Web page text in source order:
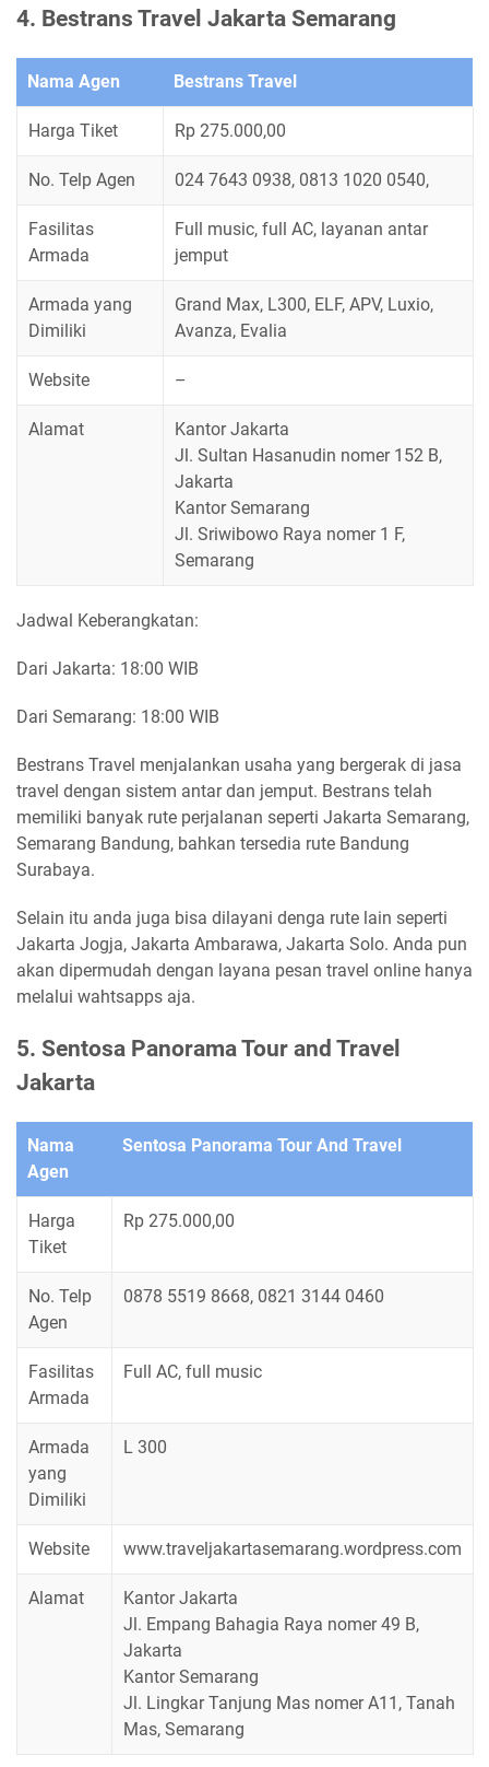
4. Bestrans Travel Jakarta Semarang
Nama Agen Bestrans Travel
Harga Tiket Rp 275.000,00
No. Telp Agen 024 7643 0938, 0813 1020 0540,
Fasilitas
Armada
Full music, full AC, layanan antar
jemput
Armada yang
Dimiliki
Grand Max, L300, ELF, APV, Luxio,
Avanza, Evalia
Website –
Alamat
Kantor Jakarta
Jl. Sultan Hasanudin nomer 152 B,
Jakarta
Kantor Semarang
Jl. Sriwibowo Raya nomer 1 F,
Semarang
Jadwal Keberangkatan:
Dari Jakarta: 18:00 WIB
Dari Semarang: 18:00 WIB
Bestrans Travel menjalankan usaha yang bergerak di jasa
travel dengan sistem antar dan jemput. Bestrans telah
memiliki banyak rute perjalanan seperti Jakarta Semarang,
Semarang Bandung, bahkan tersedia rute Bandung
Surabaya.
Selain itu anda juga bisa dilayani denga rute lain seperti
Jakarta Jogja, Jakarta Ambarawa, Jakarta Solo. Anda pun
akan dipermudah dengan layana pesan travel online hanya
melalui wahtsapps aja.
5. Sentosa Panorama Tour and Travel
Jakarta
Nama
Agen
Sentosa Panorama Tour And Travel
Harga
Tiket
Rp 275.000,00
No. Telp
Agen
0878 5519 8668, 0821 3144 0460
Fasilitas
Armada
Full AC, full music
Armada
yang
Dimiliki
L 300
Website www.traveljakartasemarang.wordpress.com
Alamat
Kantor Jakarta
Jl. Empang Bahagia Raya nomer 49 B,
Jakarta
Kantor Semarang
Jl. Lingkar Tanjung Mas nomer A11, Tanah
Mas, Semarang